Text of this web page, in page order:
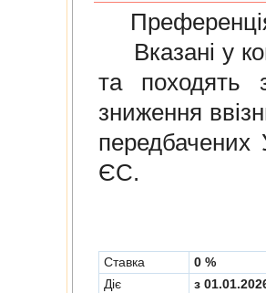
Вказані у
та походять
зниження
передбачених
ЄС.
Cтавка
0 %
Діє
з